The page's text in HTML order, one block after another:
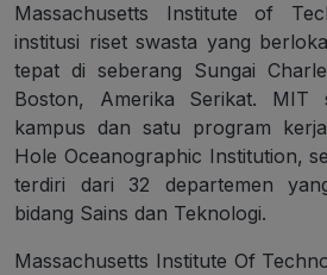
Massachusetts Institute of
institusi riset swasta yang
tepat di seberang Sungai
Boston, Amerika Serikat. MIT
kampus dan satu program
Hole Oceanographic Institution,
terdiri dari 32 departemen
bidang Sains dan Teknologi.
Massachusetts Institute Of